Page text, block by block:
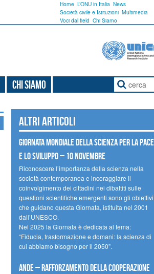
Home L’ONU in Italia News
Società civile e Istituzioni Multimedia
Voci dal field Chi Siamo
Chi Siamo
Altri articoli
Giornata mondiale della scienza per la pace
e lo sviluppo – 10 novembre
Riconoscere l’importanza della scienza nella
società contemporanea e incoraggiare il
coinvolgimento dei cittadini nei dibattiti sulle
questioni scientifiche emergenti sono gli obiettivi
che guidano questa Giornata, istituita nel 2001
dall’UNESCO.
Nel 2025 la Giornata è dedicata al tema:
“Fiducia, trasformazione e domani: la scienza di
cui abbiamo bisogno per il 2050”.
Ande – Rafforzamento della cooperazione